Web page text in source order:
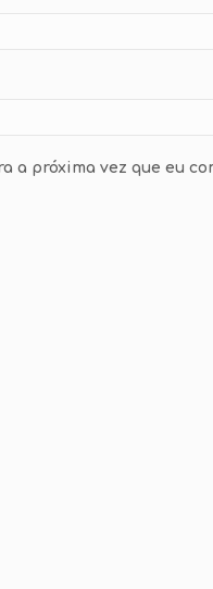
a próxima vez que eu